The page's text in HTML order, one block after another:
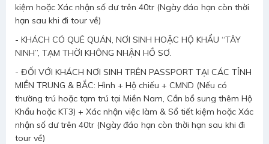
kiệm hoặc Xác nhận số dư trên 40tr (Ngày đáo hạn còn thời
hạn sau khi đi tour về)
- KHÁCH CÓ QUÊ QUÁN, NƠI SINH HOẶC HỘ KHẨU “TÂY
NINH”, TẠM THỜI KHÔNG NHẬN HỒ SƠ.
- ĐỐI VỚI KHÁCH NƠI SINH TRÊN PASSPORT TẠI CÁC TỈNH
MIỀN TRUNG & BẮC: Hình + Hộ chiếu + CMND (Nếu có
thường trú hoặc tạm trú tại Miền Nam, Cần bổ sung thêm Hộ
Khẩu hoặc KT3) + Xác nhận việc làm & Sổ tiết kiệm hoặc Xác
nhận số dư trên 40tr (Ngày đáo hạn còn thời hạn sau khi đi
tour về)